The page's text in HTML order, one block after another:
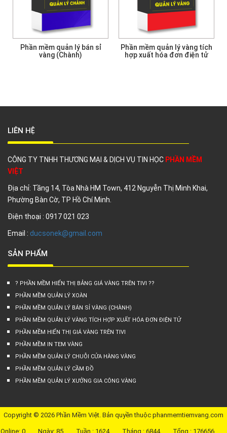
Phần mềm quản lý bán sỉ
vàng (Chành)
Phần mềm quản lý vàng tích
hợp xuất hóa đơn điện tử
LIÊN HỆ
CÔNG TY TNHH THƯƠNG MẠI & DỊCH VỤ TIN HỌC PHẦN MỀM
VIỆT
Địa chỉ: Tầng 14, Tòa Nhà HM Town, 412 Nguyễn Thị Minh Khai,
Phường Bàn Cờ, TP Hồ Chí Minh.
Điện thoại : 0917 021 023
Email : ducsonek@gmail.com
SẢN PHẨM
? PHẦN MỀM HIỂN THỊ BẢNG GIÁ VÀNG TRÊN TIVI ??
PHẦN MỀM QUẢN LÝ XOÀN
PHẦN MỀM QUẢN LÝ BÁN SỈ VÀNG (CHÀNH)
PHẦN MỀM QUẢN LÝ VÀNG TÍCH HỢP XUẤT HÓA ĐƠN ĐIỆN TỬ
PHẦN MỀM HIỂN THỊ GIÁ VÀNG TRÊN TIVI
PHẦN MỀM IN TEM VÀNG
PHẦN MỀM QUẢN LÝ CHUỖI CỬA HÀNG VÀNG
PHẦN MỀM QUẢN LÝ CẦM ĐỒ
PHẦN MỀM QUẢN LÝ XƯỞNG GIA CÔNG VÀNG
Copyright © 2026 Phần Mềm Việt. Bản quyền thuộc phanmemtiemvang.com
Online: 0 Ngày: 85 Tuần : 1624 Tháng : 6844 Tổng : 176656